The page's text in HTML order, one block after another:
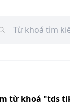
từ khoá "tds